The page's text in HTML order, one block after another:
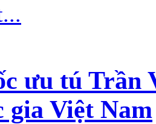
ưu tú Trần
gia Việt Nam